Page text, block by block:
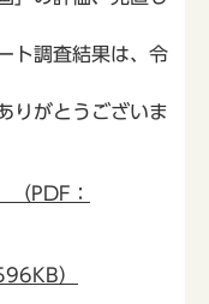
ト調査結果は、令
りがとうございま
（PDF：
）